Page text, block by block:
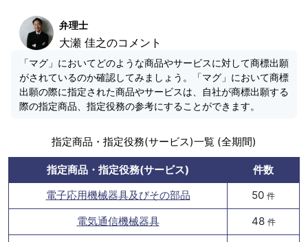
弁理士
大瀬 佳之のコメント
「マグ」においてどのような商品やサービスに対して商標出願
がされているのか確認してみましょう。「マグ」において商標
出願の際に指定された商品やサービスは、自社が商標出願する
際の指定商品、指定役務の参考にすることができます。
指定商品・指定役務(サービス)一覧 (全期間)
指定商品・指定役務(サービス)
件数
電子応用機械器具及びその部品
50 件
電気通信機械器具 48 件